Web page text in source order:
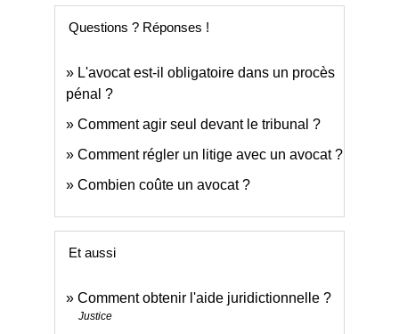
Questions ? Réponses !
L'avocat est-il obligatoire dans un procès
pénal ?
Comment agir seul devant le tribunal ?
Comment régler un litige avec un avocat ?
Combien coûte un avocat ?
Et aussi
Comment obtenir l'aide juridictionnelle ?
Justice